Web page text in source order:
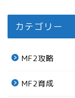
カテゴリー
MF2攻略
MF2育成